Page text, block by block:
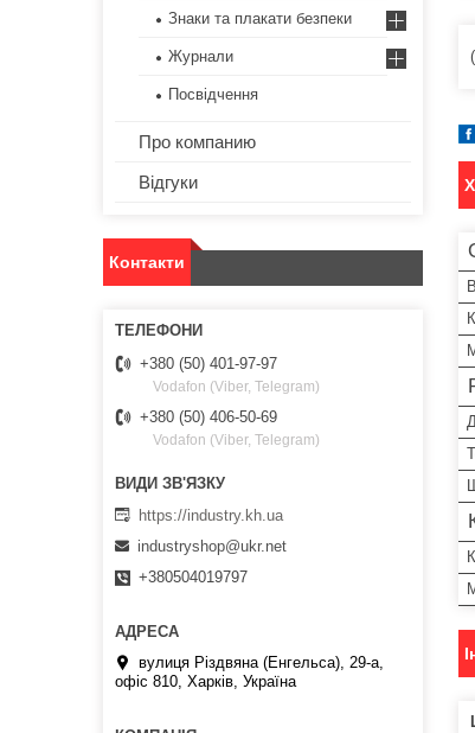
Знаки та плакати безпеки
Журнали
Посвідчення
Про компанию
Відгуки
Контакти
+380 (50) 401-97-97
Vodafon (Viber, Telegram)
+380 (50) 406-50-69
Vodafon (Viber, Telegram)
https://industry.kh.ua
industryshop@ukr.net
+380504019797
вулиця Різдвяна (Енгельса), 29-а,
офіс 810, Харків, Україна